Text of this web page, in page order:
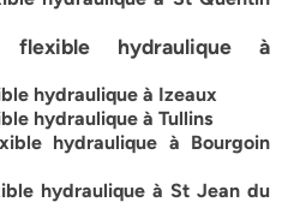
flexible hydraulique à
hydraulique à Izeaux
hydraulique à Tullins
hydraulique à Bourgoin
hydraulique à St Jean du